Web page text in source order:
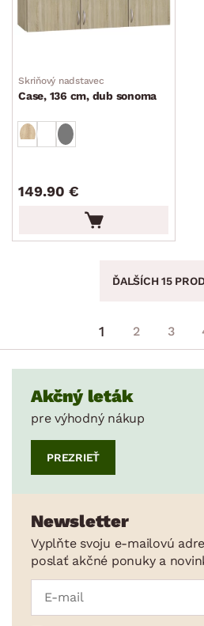
Skriňový nadstavec
Case, 136 cm, dub sonoma
149.90 €
ĎALŠÍCH 15
1 2 3
Akčný leták
pre výhodný nákup
PREZRIEŤ
Newsletter
Vyplňte svoju e-mailovú
poslať akčné ponuky a